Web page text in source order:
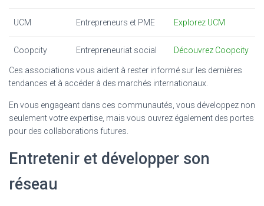
UCM Entrepreneurs et PME Explorez UCM
Coopcity Entrepreneuriat social Découvrez Coopcity
Ces associations vous aident à rester informé sur les dernières
tendances et à accéder à des marchés internationaux.
En vous engageant dans ces communautés, vous développez non
seulement votre expertise, mais vous ouvrez également des portes
pour des collaborations futures.
Entretenir et développer son
réseau